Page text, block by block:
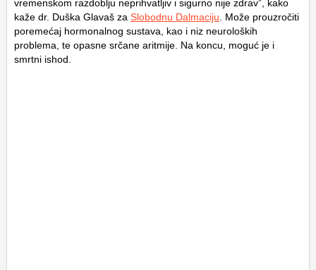
vremenskom razdoblju neprihvatljiv i sigurno nije zdrav”, kako
kaže dr. Duška Glavaš za Slobodnu Dalmaciju . Može prouzročiti
poremećaj hormonalnog sustava, kao i niz neuroloških
problema, te opasne srčane aritmije. Na koncu, moguć je i
smrtni ishod.